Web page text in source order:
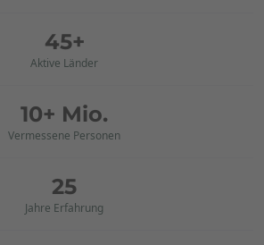
45+
Aktive Länder
10+ Mio.
Vermessene Personen
25
Jahre Erfahrung